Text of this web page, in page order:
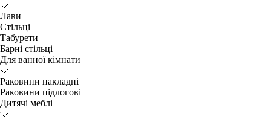
Лави
Стільці
Табурети
Барні стільці
Для ванної кімнати
Раковини накладні
Раковини підлогові
Дитячі меблі